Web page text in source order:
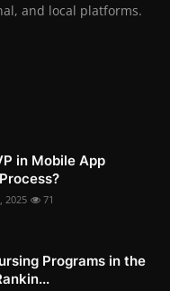
and local platforms.
in Mobile App
2025 71
Programs in the